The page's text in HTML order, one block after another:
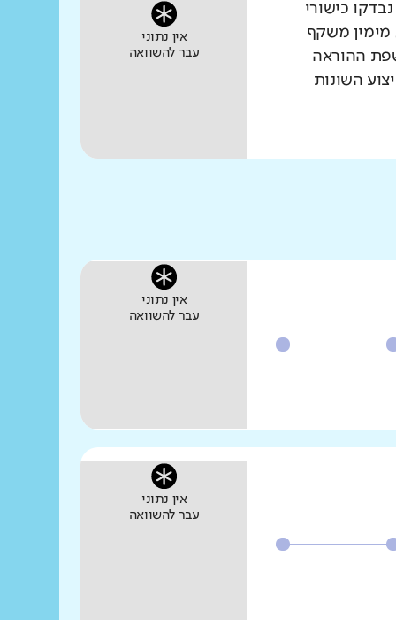
כישורי
מימין משקף
ההוראה
השונות
אין נתוני
עבר להשוואה
אין נתוני
עבר להשוואה
אין נתוני
עבר להשוואה